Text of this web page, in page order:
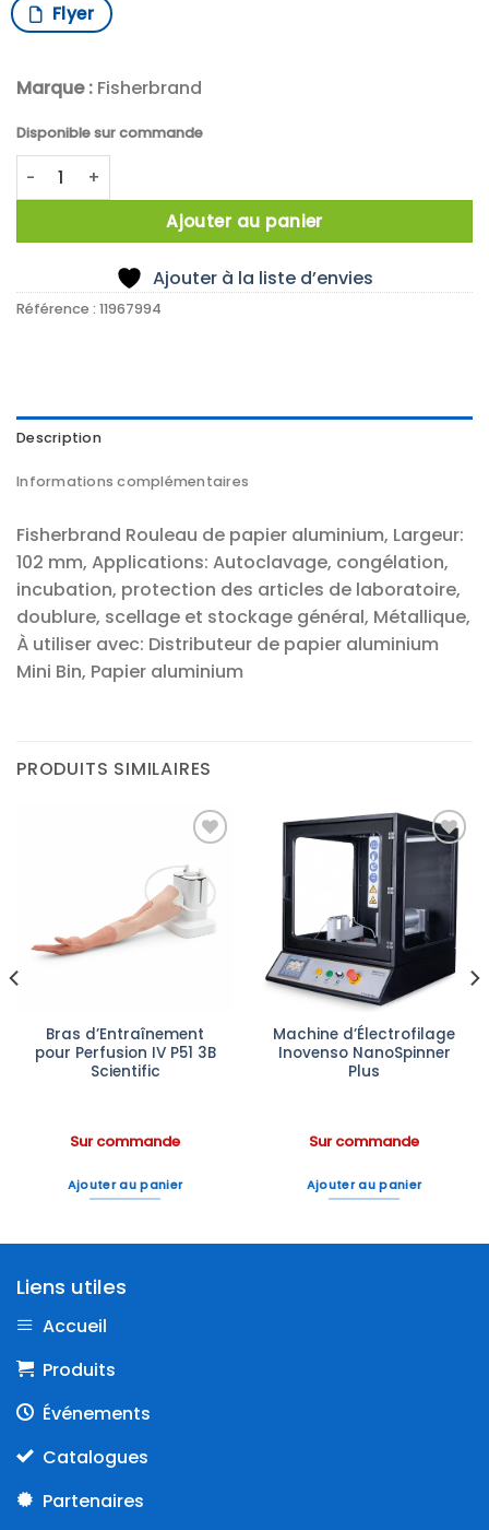
Flyer
Marque : Fisherbrand
Disponible sur commande
quantité de PAPIER ALUMINIUM 102MM
Ajouter au panier
Ajouter à la liste d’envies
Référence : 11967994
Description
Informations complémentaires
Fisherbrand Rouleau de papier aluminium, Largeur:
102 mm, Applications: Autoclavage, congélation,
incubation, protection des articles de laboratoire,
doublure, scellage et stockage général, Métallique,
À utiliser avec: Distributeur de papier aluminium
Mini Bin, Papier aluminium
PRODUITS SIMILAIRES
Ajouter
à la liste
d’envies
Bras d’Entraînement
pour Perfusion IV P51 3B
Scientific
Sur commande
Ajouter au panier
Ajouter
à la liste
d’envies
Machine d’Électrofilage
Inovenso NanoSpinner
Plus
Sur commande
Ajouter au panier
Liens utiles
Accueil
Produits
Événements
Catalogues
Partenaires